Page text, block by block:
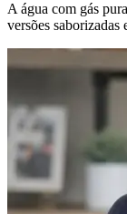
A água com gás
versões